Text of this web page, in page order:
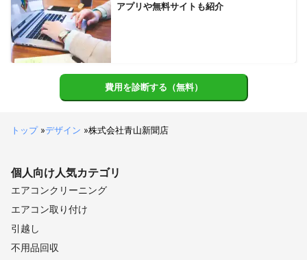
アプリや無料サイトも紹介
費用を診断する（無料）
トップ»デザイン »株式会社青山新聞店
個人向け人気カテゴリ
エアコンクリーニング
エアコン取り付け
引越し
不用品回収